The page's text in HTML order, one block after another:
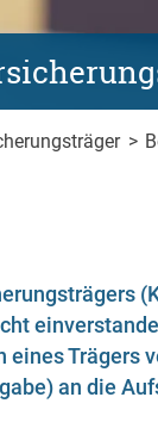
>
Trägers
an die